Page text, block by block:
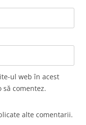
ul web în acest
comentez.
alte comentarii.